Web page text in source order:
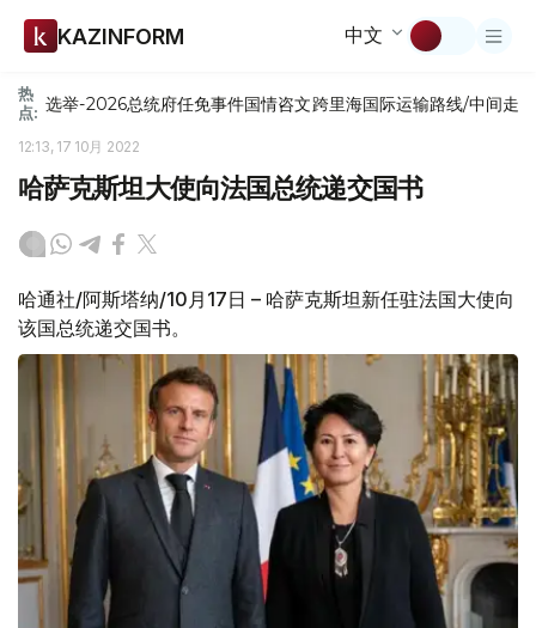
KAZINFORM 中文
热
点: 选举-2026总统府任免事件国情咨文跨里海国际运输路线/中间走廊
12:13, 17 10月 2022
哈萨克斯坦大使向法国总统递交国书
哈通社/阿斯塔纳/10月17日 – 哈萨克斯坦新任驻法国大使向
该国总统递交国书。